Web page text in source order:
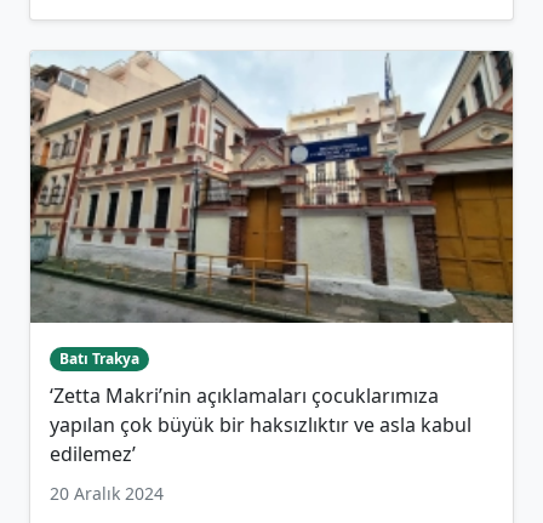
Batı Trakya
‘Zetta Makri’nin açıklamaları çocuklarımıza
yapılan çok büyük bir haksızlıktır ve asla kabul
edilemez’
20 Aralık 2024